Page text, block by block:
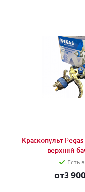
Краскопульт
верхний
Есть
от3